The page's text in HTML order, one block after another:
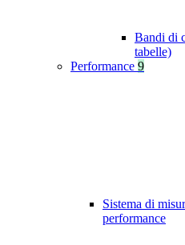
Bandi di
tabelle)
Performance 9
Sistema di
performance